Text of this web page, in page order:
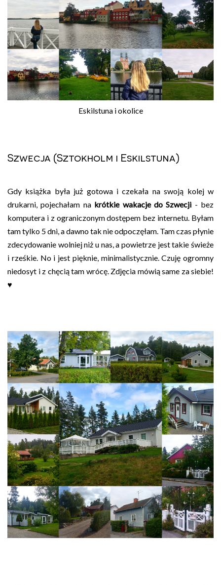
Eskilstuna i okolice
Szwecja (Sztokholm i Eskilstuna)
Gdy książka była już gotowa i czekała na swoją kolej w
drukarni, pojechałam na krótkie wakacje do Szwecji - bez
komputera i z ograniczonym dostępem bez internetu. Byłam
tam tylko 5 dni, a dawno tak nie odpoczęłam. Tam czas płynie
zdecydowanie wolniej niż u nas, a powietrze jest takie świeże
i rześkie. No i jest pięknie, minimalistycznie. Czuję ogromny
niedosyt i z chęcią tam wrócę. Zdjęcia mówią same za siebie!
♥